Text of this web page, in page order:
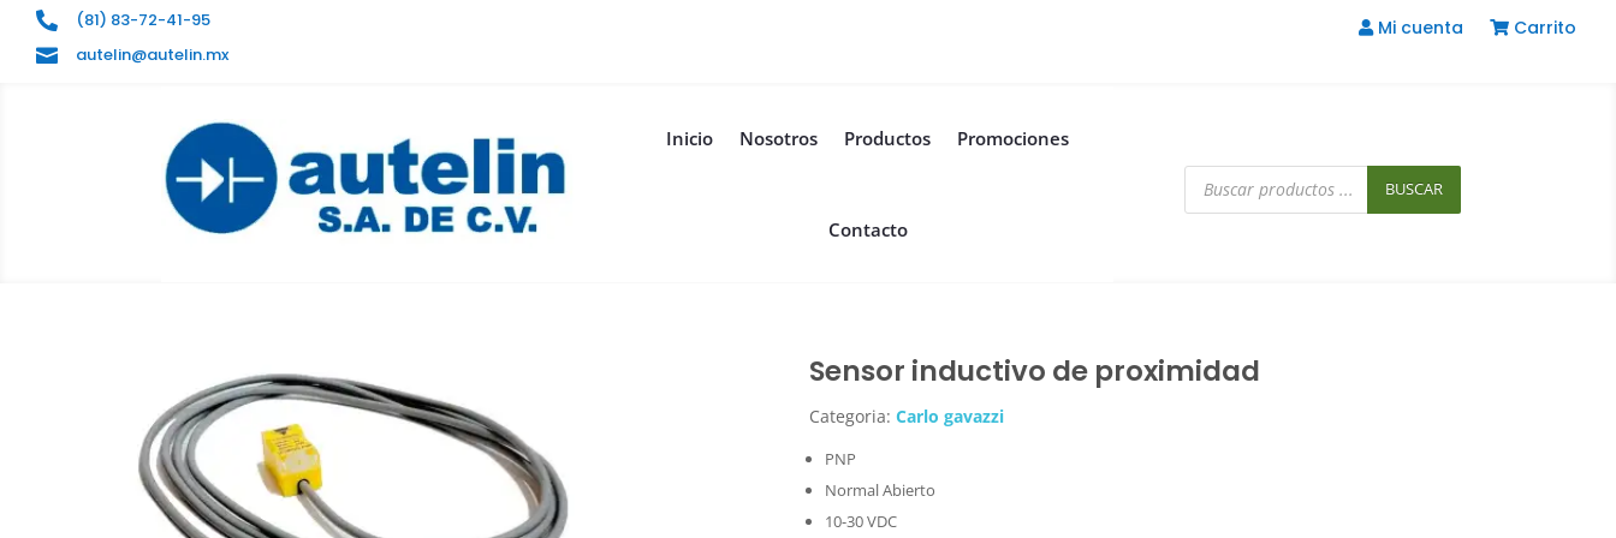
 (81) 83-72-41-95
 autelin@autelin.mx
Mi cuenta Carrito
Inicio Nosotros Productos Promociones
Contacto
Búsqueda
productos
BUSCAR
Sensor inductivo de proximidad
Categoria: Carlo gavazzi
PNP
Normal Abierto
10-30 VDC